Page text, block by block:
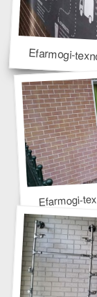
Efarmogi-
Efarmogi-